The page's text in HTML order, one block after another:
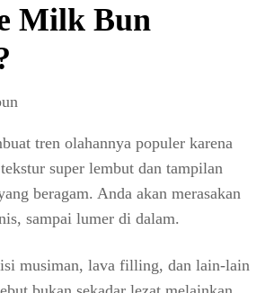
Milk Bun
tren olahannya populer karena
super lembut dan tampilan
beragam. Anda akan merasakan
sampai lumer di dalam.
musiman, lava filling, dan lain-lain